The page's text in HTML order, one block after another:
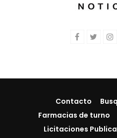
Contacto
Farmacias de turno
Licitaciones